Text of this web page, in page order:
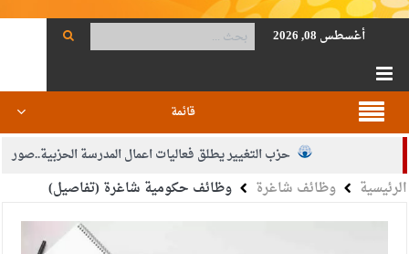
أغسطس 08, 2026
قائمة
حزب التغيير يطلق فعاليات اعمال المدرسة الحزبية..صور
الجيش يفتح باب التجنيد لحملة البكالوريوس في الحقوق والقانون
بيان اجتماع عمّان:دعم الوصاية الهاشمية التاريخية على المقدسات
الرئيسية وظائف شاغرة وظائف حكومية شاغرة (تفاصيل)